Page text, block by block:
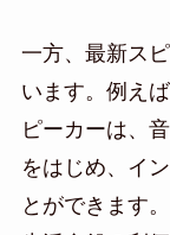
一方、最新ス
います。例え
ピーカーは、
をはじめ、イ
とができます